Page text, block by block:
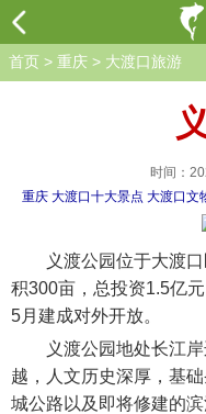
首页 > 重庆 > 大渡口旅游
时间：
重庆 大渡口十大景点 大渡口文
义渡公园位于大渡口
积300亩，总投资1.5亿
5月建成对外开放。
义渡公园地处长江岸
越，人文历史深厚，基
城公路以及即将修建的